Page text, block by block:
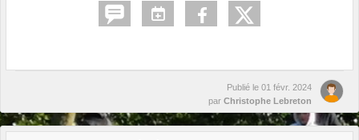
Publié le 01 févr. 2024
par Christophe Lebreton